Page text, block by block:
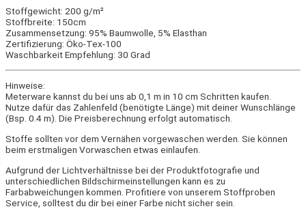
Stoffgewicht: 200 g/m²
Stoffbreite: 150cm
Zusammensetzung: 95% Baumwolle, 5% Elasthan
Zertifizierung: Öko-Tex-100
Waschbarkeit Empfehlung: 30 Grad
Hinweise:
Meterware kannst du bei uns ab 0,1 m in 10 cm Schritten kaufen.
Nutze dafür das Zahlenfeld (benötigte Länge) mit deiner Wunschlänge
(Bsp. 0.4 m). Die Preisberechnung erfolgt automatisch.
Stoffe sollten vor dem Vernähen vorgewaschen werden. Sie können
beim erstmaligen Vorwaschen etwas einlaufen.
Aufgrund der Lichtverhältnisse bei der Produktfotografie und
unterschiedlichen Bildschirmeinstellungen kann es zu
Farbabweichungen kommen. Profitiere von unserem Stoffproben
Service, solltest du dir bei einer Farbe nicht sicher sein.